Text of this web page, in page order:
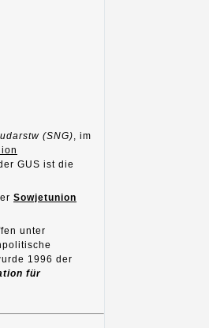
(SNG) , im
GUS ist die
Sowjetunion
unter
1996 der
für